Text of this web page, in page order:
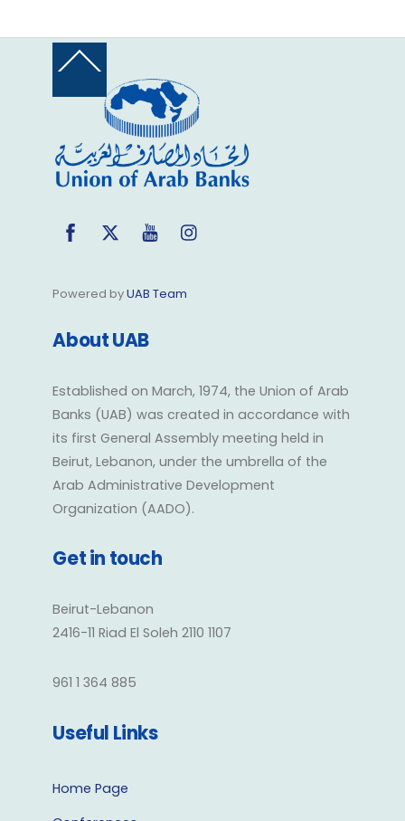
Back
Top
Facebook
Twitter YouTube
Powered byUAB Team
About UAB
Established on March, 1974, the Union of Arab
Banks (UAB) was created in accordance with
its first General Assembly meeting held in
Beirut, Lebanon, under the umbrella of the
Arab Administrative Development
Organization (AADO).
Get in touch
Beirut-Lebanon
2416-11 Riad El Soleh 2110 1107
961 1 364 885
Useful Links
Home Page